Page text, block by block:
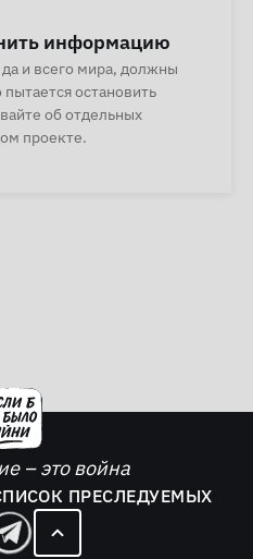
информацию
и всего мира, должны
пытается остановить
об отдельных
проекте.
– это война
ПРЕСЛЕДУЕМЫХ